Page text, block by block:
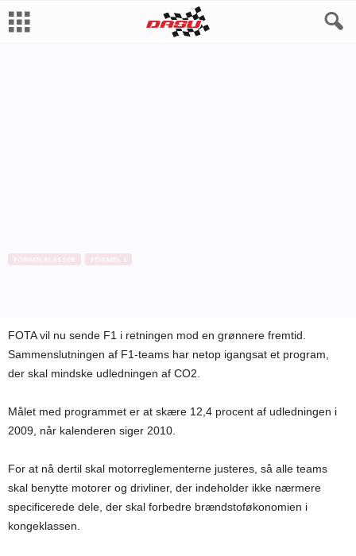
FORMELKLASSER FORMEL 1
FOTA vil nu sende F1 i retningen mod en grønnere fremtid.
Sammenslutningen af F1-teams har netop igangsat et program,
der skal mindske udledningen af CO2.
Målet med programmet er at skære 12,4 procent af udledningen i
2009, når kalenderen siger 2010.
For at nå dertil skal motorreglementerne justeres, så alle teams
skal benytte motorer og drivliner, der indeholder ikke nærmere
specificerede dele, der skal forbedre brændstoføkonomien i
kongeklassen.